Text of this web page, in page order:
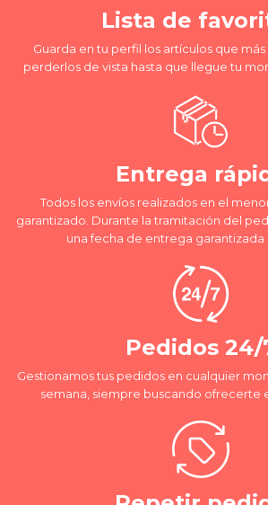
Lista de
Guarda en tu perfil los artículos que
perderlos de vista hasta que llegue tu
Entrega
Todos los envíos realizados en el
garantizado. Durante la tramitación del
una fecha de entrega garantizada
Pedidos 24/
Gestionamos tus pedidos en cualquier
semana, siempre buscando ofrecerte